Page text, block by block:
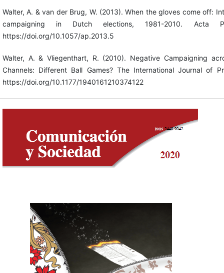
Walter, A. & van der Brug, W. (2013). When the gloves come off:
campaigning in Dutch elections, 1981-2010. Acta
https://doi.org/10.1057/ap.2013.5
Walter, A. & Vliegenthart, R. (2010). Negative Campaigning
Channels: Different Ball Games? The International Journal of
https://doi.org/10.1177/1940161210374122